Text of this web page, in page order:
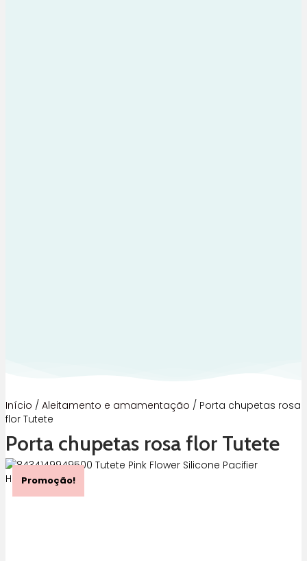
Início / Aleitamento e amamentação / Porta chupetas rosa
flor Tutete
Porta chupetas rosa flor Tutete
Promoção!